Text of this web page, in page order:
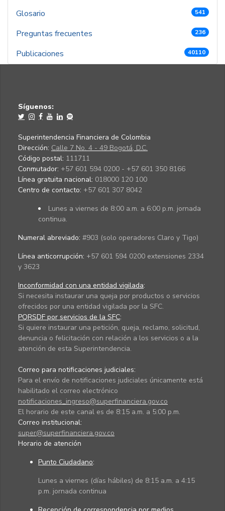
Glosario 541
Preguntas frecuentes 236
Publicaciones 40110
Síguenos:
Superintendencia Financiera de Colombia
Dirección: Calle 7 No. 4 - 49 Bogotá, D.C.
Código postal: 111711
Conmutador: +57 601 594 0200 - +57 601 350 8166
Línea gratuita nacional: 018000 120 100
Centro de contacto: +57 601 307 8042
Lunes a viernes de 8:00 a.m. a 6:00 p.m. jornada
continua.
Numeral abreviado: #903 (solo operadores Claro y Tigo)
Línea anticorrupción: +57 601 594 0200 extensiones 2334
y 3623
Inconformidad con una entidad vigilada:
Si necesita instaurar una queja por productos o servicios
ofrecidos por una entidad vigilada por la SFC.
PQRSDF por servicios de la SFC:
Si quiere instaurar una petición, queja, reclamo, solicitud,
denuncia o felicitación con relación a los servicios o a la
atención de esta Superintendencia.
Correo para notificaciones judiciales:
Para el envío de notificaciones judiciales únicamente está
habilitado el correo electrónico
notificaciones_ingreso@superfinanciera.gov.co
El horario de este canal es de 8:15 a.m. a 5:00 p.m.
Correo institucional:
super@superfinanciera.gov.co
Horario de atención
Punto Ciudadano:
Lunes a viernes (días hábiles) de 8:15 a.m. a 4:15
p.m. jornada continua